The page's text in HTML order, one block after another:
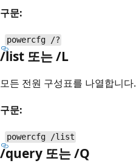
구문:
powercfg /?
/list 또는 /L
모든 전원 구성표를 나열합니다.
구문:
powercfg /list
/query 또는 /Q